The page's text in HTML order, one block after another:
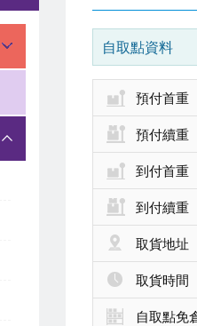
自取點資料
預付首重
預付續重
到付首重
到付續重
取貨地址
取貨時間
自取點免